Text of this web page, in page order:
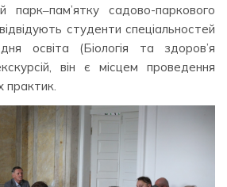
парк‒пам’ятку садово-паркового
студенти спеціальностей
освіта (Біологія та здоров’я
він є місцем проведення
практик.